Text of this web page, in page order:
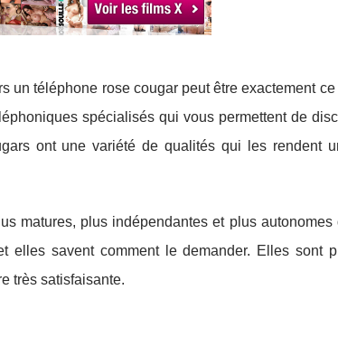
un téléphone rose cougar peut être exactement
spécialisés qui vous permettent de
ont une variété de qualités qui les rendent
matures, plus indépendantes et plus autonomes
elles savent comment le demander. Elles sont
très satisfaisante.